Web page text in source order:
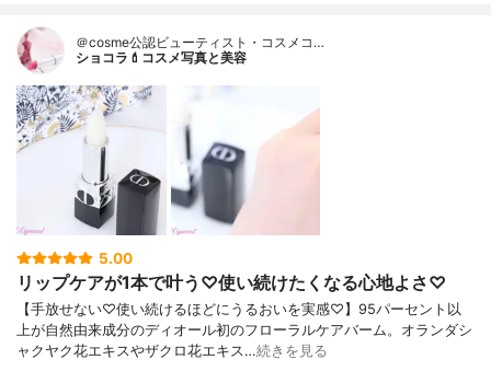
＠cosme公認ビューティスト・コスメコ…
ショコラ💄コスメ写真と美容
5.00
リップケアが1本で叶う♡使い続けたくなる心地よさ♡
【手放せない♡使い続けるほどにうるおいを実感♡】95パーセント以
上が自然由来成分のディオール初のフローラルケアバーム。オランダシ
ャクヤク花エキスやザクロ花エキス…続きを見る